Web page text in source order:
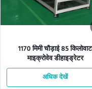
1170 मिमी चौड़ाई 85 किलोवाट
माइक्रोवेव डीहाइड्रेटर
अधिक देखें